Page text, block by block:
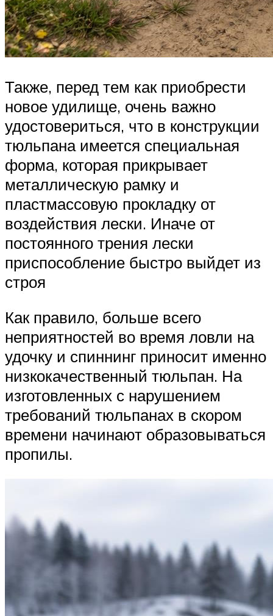
Также, перед тем как приобрести
новое удилище, очень важно
удостовериться, что в конструкции
тюльпана имеется специальная
форма, которая прикрывает
металлическую рамку и
пластмассовую прокладку от
воздействия лески. Иначе от
постоянного трения лески
приспособление быстро выйдет из
строя
Как правило, больше всего
неприятностей во время ловли на
удочку и спиннинг приносит именно
низкокачественный тюльпан. На
изготовленных с нарушением
требований тюльпанах в скором
времени начинают образовываться
пропилы.